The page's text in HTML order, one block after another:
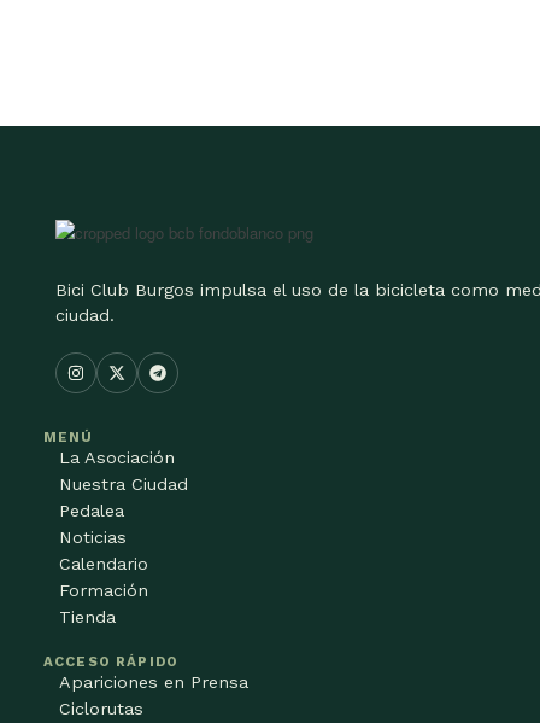
Bici Club Burgos impulsa el uso de la bicicleta como
ciudad.
MENÚ
La Asociación
Nuestra Ciudad
Pedalea
Noticias
Calendario
Formación
Tienda
ACCESO RÁPIDO
Apariciones en Prensa
Ciclorutas